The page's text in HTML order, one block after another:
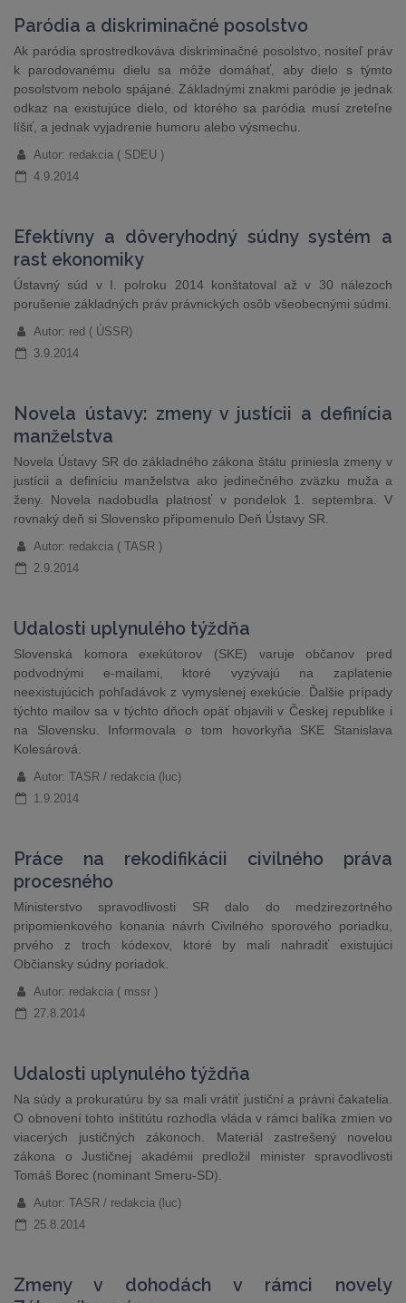
Paródia a diskriminačné posolstvo
Ak paródia sprostredkováva diskriminačné posolstvo, nositeľ práv
k parodovanému dielu sa môže domáhať, aby dielo s týmto
posolstvom nebolo spájané. Základnými znakmi paródie je jednak
odkaz na existujúce dielo, od ktorého sa paródia musí zreteľne
líšiť, a jednak vyjadrenie humoru alebo výsmechu.
Autor: redakcia ( SDEU )
4.9.2014
Efektívny a dôveryhodný súdny systém a
rast ekonomiky
Ústavný súd v I. polroku 2014 konštatoval až v 30 nálezoch
porušenie základných práv právnických osôb všeobecnými súdmi.
Autor: red ( ÚSSR)
3.9.2014
Novela ústavy: zmeny v justícii a definícia
manželstva
Novela Ústavy SR do základného zákona štátu priniesla zmeny v
justícii a definíciu manželstva ako jedinečného zväzku muža a
ženy. Novela nadobudla platnosť v pondelok 1. septembra. V
rovnaký deň si Slovensko připomenulo Deň Ústavy SR.
Autor: redakcia ( TASR )
2.9.2014
Udalosti uplynulého týždňa
Slovenská komora exekútorov (SKE) varuje občanov pred
podvodnými e-mailami, ktoré vyzývajú na zaplatenie
neexistujúcich pohľadávok z vymyslenej exekúcie. Ďalšie prípady
týchto mailov sa v týchto dňoch opäť objavili v Českej republike i
na Slovensku. Informovala o tom hovorkyňa SKE Stanislava
Kolesárová.
Autor: TASR / redakcia (luc)
1.9.2014
Práce na rekodifikácii civilného práva
procesného
​Ministerstvo spravodlivosti SR dalo do medzirezortného
pripomienkového konania návrh Civilného sporového poriadku,
prvého z troch kódexov, ktoré by mali nahradiť existujúci
Občiansky súdny poriadok.
Autor: redakcia ( mssr )
27.8.2014
Udalosti uplynulého týždňa
Na súdy a prokuratúru by sa mali vrátiť justiční a právni čakatelia.
O obnovení tohto inštitútu rozhodla vláda v rámci balíka zmien vo
viacerých justičných zákonoch. Materiál zastrešený novelou
zákona o Justičnej akadémii predložil minister spravodlivosti
Tomáš Borec (nominant Smeru-SD).
Autor: TASR / redakcia (luc)
25.8.2014
Zmeny v dohodách v rámci novely